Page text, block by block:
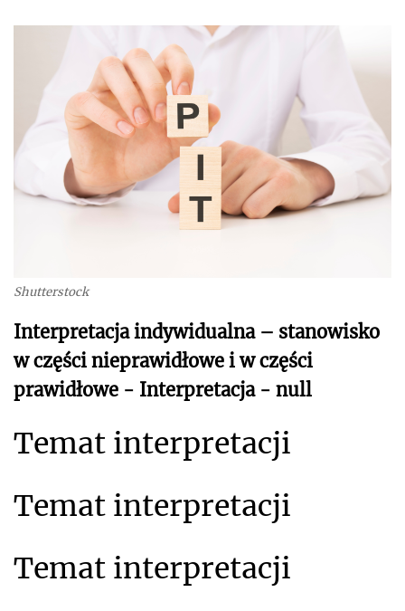
Shutterstock
Interpretacja indywidualna – stanowisko
w części nieprawidłowe i w części
prawidłowe - Interpretacja - null
Temat interpretacji
Temat interpretacji
Temat interpretacji